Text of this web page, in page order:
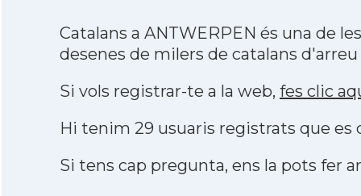
Catalans a ANTWERPEN és una de
desenes de milers de catalans
Si vols registrar-te a la web, fes clic
Hi tenim 29 usuaris registrats que
Si tens cap pregunta, ens la pots fer